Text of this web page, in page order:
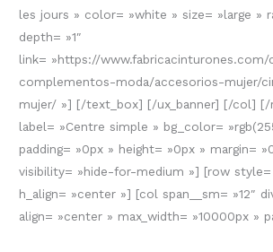
les jours » color= »white » size= »large »
depth= »1″
link= »https://www.fabricacinturones.com/
complementos-moda/accesorios-mujer/
mujer/ »] [/text_box] [/ux_banner] [/col]
label= »Centre simple » bg_color=
padding= »0px » height= »0px » margin=
visibility= »hide-for-medium »] [row style=
h_align= »center »] [col span__sm= »12″
align= »center » max_width= »10000px »